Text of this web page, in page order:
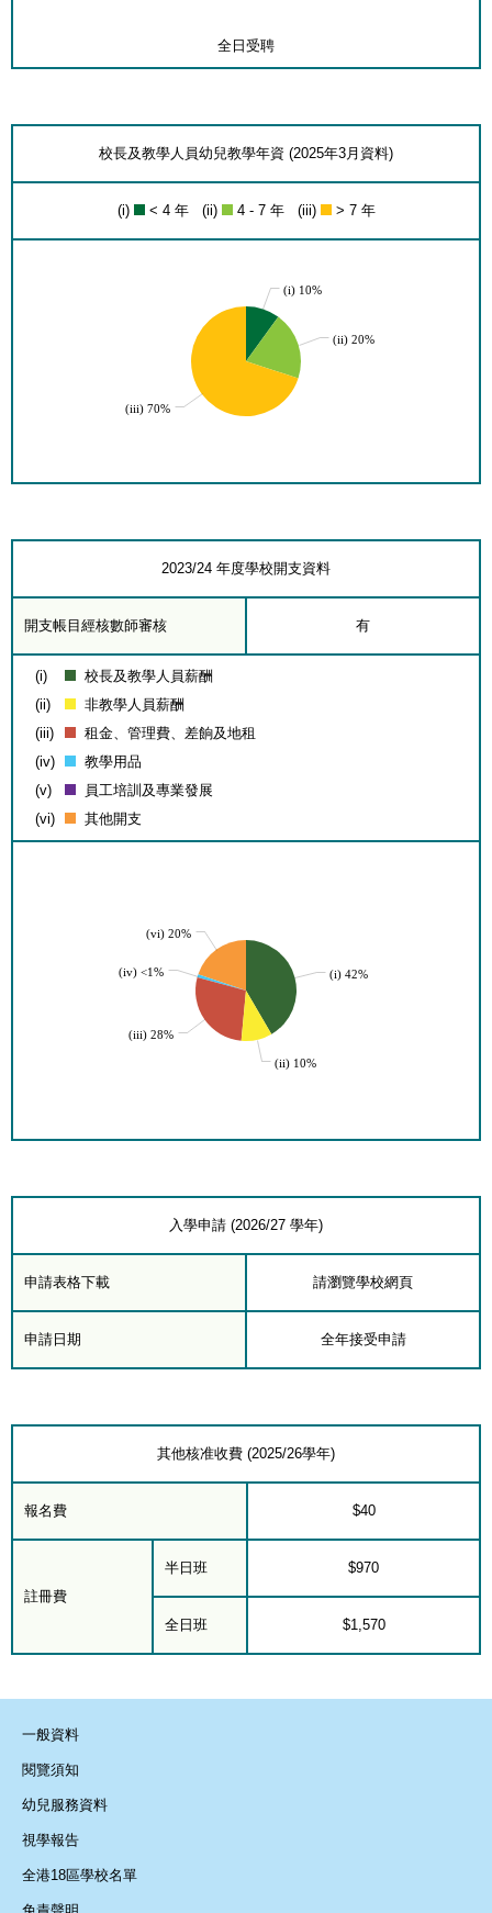
全日受聘
校長及教學人員幼兒教學年資 (2025年3月資料)
(i) < 4 年 (ii) 4 - 7 年 (iii) > 7 年
(i) 10%
(ii) 20%
(iii) 70%
2023/24 年度學校開支資料
開支帳目經核數師審核 有
(i)
校長及教學人員薪酬
(ii)
非教學人員薪酬
(iii)
租金、管理費、差餉及地租
(iv)
教學用品
(v)
員工培訓及專業發展
(vi)
其他開支
(vi) 20%
(iv) <1%
(iii) 28%
(i) 42%
(ii) 10%
入學申請 (2026/27 學年)
申請表格下載 請瀏覽學校網頁
申請日期 全年接受申請
其他核准收費 (2025/26學年)
報名費 $40
註冊費
半日班 $970
全日班 $1,570
一般資料
閱覽須知
幼兒服務資料
視學報告
全港18區學校名單